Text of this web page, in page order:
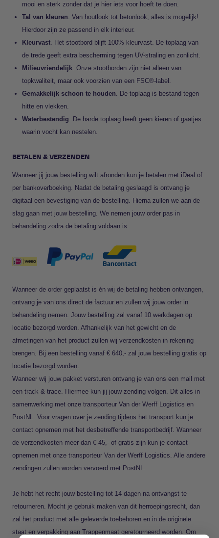
mooi en sterk zonder dat je hier iets voor hoeft te doen.
Tal van kleuren. Van houtlook tot betonlook; alles is mogelijk!
Hierdoor zijn ze passend in elk interieur.
Kleurvast. Het stootbord blijft 100% kleurvast. De toplaag van
de trede geeft extra bescherming tegen UV-straling en zonlicht.
Milieuvriendelijk. Onze stootborden zijn niet alleen van
topkwaliteit, maar ook voorzien van een FSC®-label.
Gemakkelijk schoon te houden. De toplaag is bestand tegen
hitte en vlekken.
Waterbestendig. De harde toplaag heeft geen kieren of gaatjes
waarin vocht kan nestelen.
BETALEN & VERZENDEN
Wanneer jij jouw bestelling wilt afronden kun je betalen met iDeal of
per bankoverboeking. Nadat de betaling geslaagd is ontvang je
digitaal een bevestiging van de bestelling. Hierna zullen we aan de
slag gaan met jouw bestelling. We nemen jouw order pas in
behandeling zodra de betaling voldaan is.
Wanneer de order geplaatst is én wij de betaling hebben ontvangen,
ontvang je van ons direct de factuur en zullen wij jouw order in
behandeling nemen. Jouw bestelling zal vanaf 10 werkdagen op
locatie bezorgd worden. Afhankelijk van het gewicht en de
afmetingen van het product zullen wij verzendkosten in rekening
brengen. Bij een bestelling vanaf € 640,- zal jouw bestelling gratis op
locatie bezorgd worden.
Wanneer wij jouw pakket versturen ontvang je van ons een mail met
een track & trace. Hiermee kun jij jouw zending volgen. Dit alles in
samenwerking met onze transporteur Van der Werff Logistics en
PostNL. Voor vragen over je zending tijdens het transport kun je
contact opnemen met het desbetreffende transportbedrijf. Wanneer
de verzendkosten meer dan € 45,- of gratis zijn kun je contact
opnemen met onze transporteur Van der Werff Logistics. Alle andere
zendingen zullen worden vervoerd met PostNL.
Je hebt het recht jouw bestelling tot 14 dagen na ontvangst te
retourneren. Mocht je gebruik maken van dit herroepingsrecht, dan
zal het product met alle geleverde toebehoren en in de originele
staat en verpakking aan Trappenmaat geretourneerd worden. Om